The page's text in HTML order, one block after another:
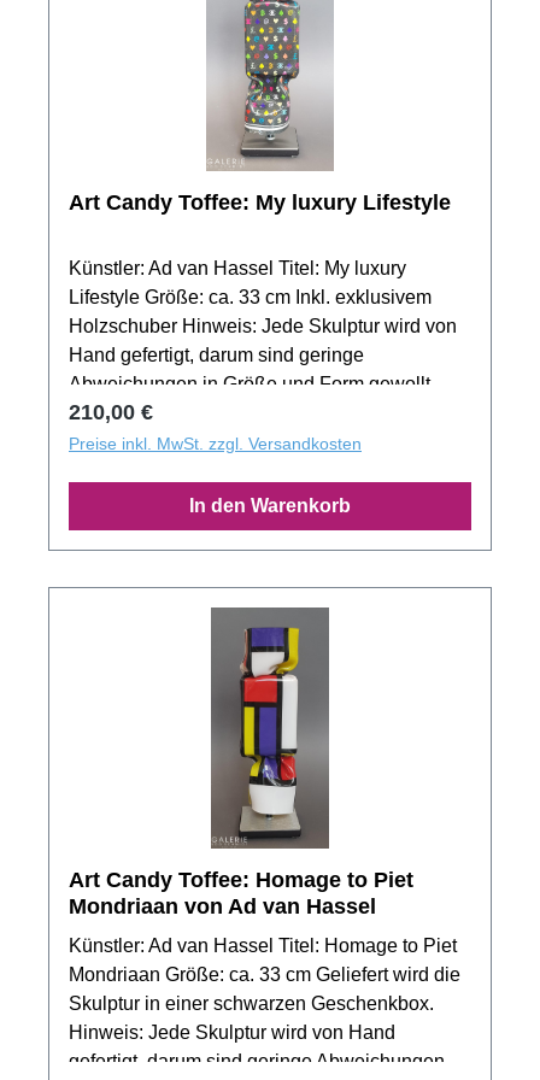
Art Candy Toffee: My luxury Lifestyle
Künstler: Ad van Hassel Titel: My luxury
Lifestyle Größe: ca. 33 cm Inkl. exklusivem
Holzschuber Hinweis: Jede Skulptur wird von
Hand gefertigt, darum sind geringe
Abweichungen in Größe und Form gewollt.
Das Produktbild zeigt nur ein Muster der
Motivserie. Jedes Exemplar aus der
Unikatcharakter! Weitere Modelle u.a. Porsche,
Marylin, Mercedes, Ferrari auf Anfrage
verfügbar.
Regulärer Preis:
210,00 €
Preise inkl. MwSt. zzgl. Versandkosten
In den Warenkorb
Art Candy Toffee: Homage to Piet
Mondriaan von Ad van Hassel
Künstler: Ad van Hassel Titel: Homage to Piet
Mondriaan Größe: ca. 33 cm Geliefert wird die
Skulptur in einer schwarzen Geschenkbox.
Hinweis: Jede Skulptur wird von Hand
gefertigt, darum sind geringe Abweichungen in